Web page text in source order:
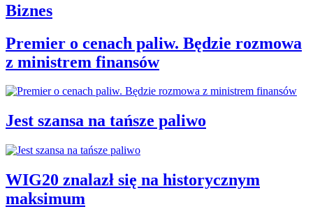
Biznes
Premier o cenach paliw. Będzie rozmowa
z ministrem finansów
Jest szansa na tańsze paliwo
WIG20 znalazł się na historycznym
maksimum